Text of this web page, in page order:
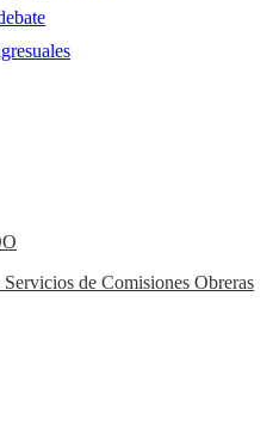
de Comisiones Obreras